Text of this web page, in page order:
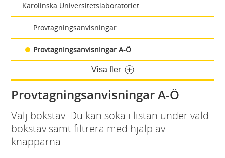
Karolinska Universitetslaboratoriet
Provtagningsanvisningar
Provtagningsanvisningar A-Ö
Visa fler
Provtagningsanvisningar A-Ö
Välj bokstav. Du kan söka i listan under vald
bokstav samt filtrera med hjälp av
knapparna.